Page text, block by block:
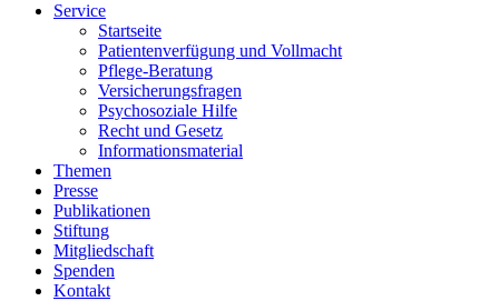
Service
Startseite
Patientenverfügung und Vollmacht
Pflege-Beratung
Versicherungsfragen
Psychosoziale Hilfe
Recht und Gesetz
Informationsmaterial
Themen
Presse
Publikationen
Stiftung
Mitgliedschaft
Spenden
Kontakt